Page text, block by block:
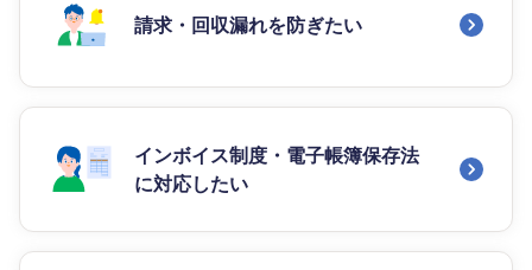
請求・回収漏れを防ぎたい
インボイス制度・電子帳簿保存法
に対応したい